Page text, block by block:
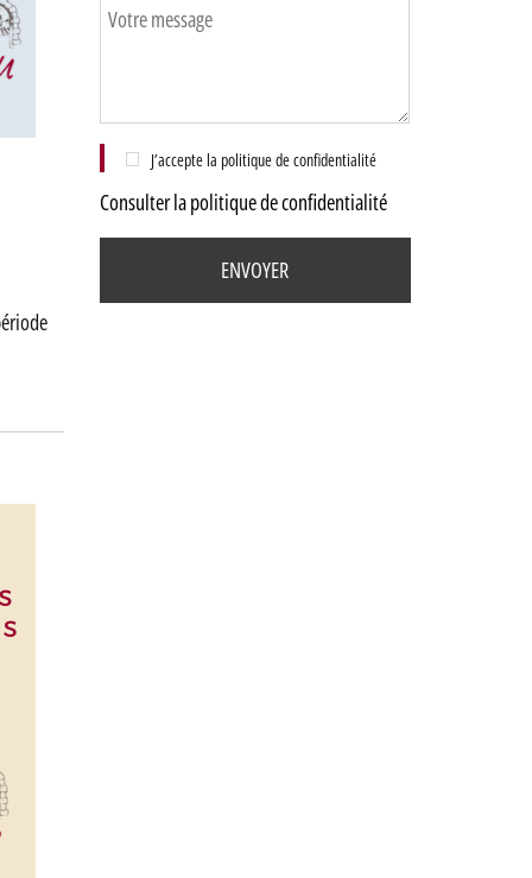
J’accepte la politique de confidentialité
Consulter la politique de confidentialité